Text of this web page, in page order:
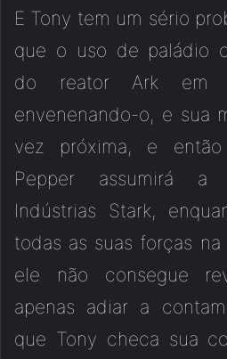
E Tony tem um sério
que o uso de paládio
do reator Ark em
envenenando-o, e sua
vez próxima, e
Pepper assumirá a
Indústrias Stark,
todas as suas forças
ele não consegue
apenas adiar a
que Tony checa sua